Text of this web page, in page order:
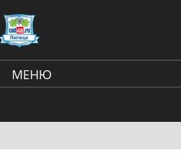
МЕНЮ